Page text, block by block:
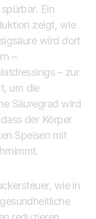
Ein
zeigt, wie
wird dort
–
– zur
um die
Säuregrad wird
der Körper
Speisen mit
wie in